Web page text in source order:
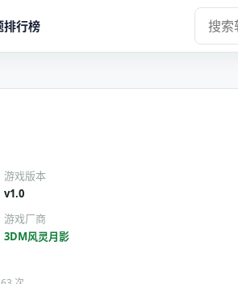
排行榜
游戏版本
v1.0
游戏厂商
3DM风灵月影